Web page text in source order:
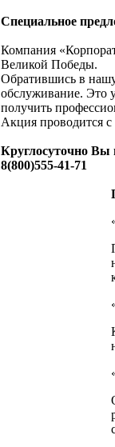
Специальное
Компания
Великой Победы.
Обратившись в
обслуживание. Это
получить
Акция проводится
Круглосуточно Вы
8(800)555-41-71